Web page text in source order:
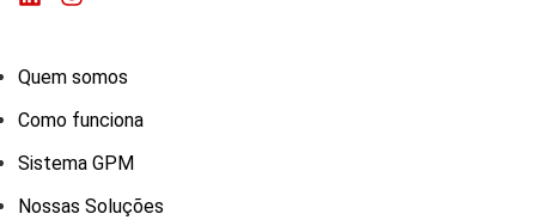
Quem somos
Como funciona
Sistema GPM
Nossas Soluções